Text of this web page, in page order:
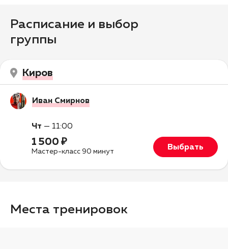
Расписание и выбор
группы
Киров
Иван Смирнов
Чт — 11:00
1 500 ₽
Мастер-класс 90 минут Выбрать
Места тренировок